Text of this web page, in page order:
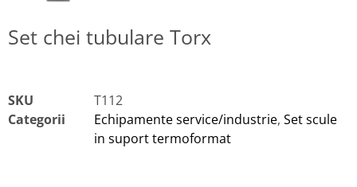
Set chei tubulare Torx
SKU
T112
Categorii
Echipamente service/industrie, Set scule
in suport termoformat